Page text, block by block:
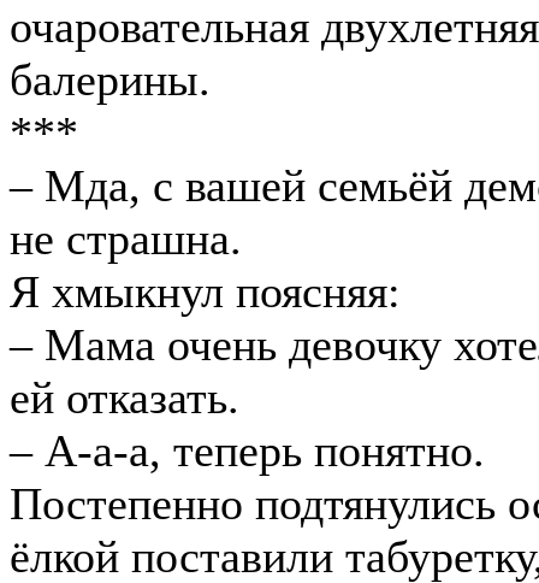
очаровательная
балерины.
***
– Мда, с вашей семьёй
не страшна.
Я хмыкнул поясняя:
– Мама очень девочку
ей отказать.
– А-а-а, теперь понятно.
Постепенно подтянулись
ёлкой поставили